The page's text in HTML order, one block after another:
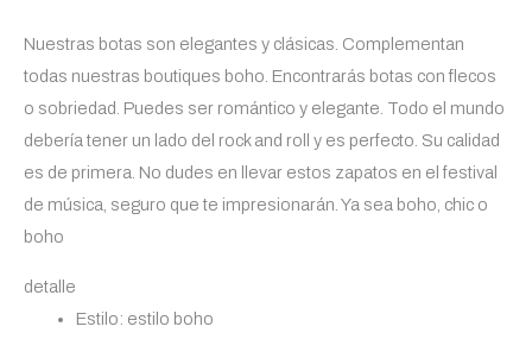
Nuestras botas son elegantes y clásicas. Complementan
todas nuestras boutiques boho. Encontrarás botas con flecos
o sobriedad. Puedes ser romántico y elegante. Todo el mundo
debería tener un lado del rock and roll y es perfecto. Su calidad
es de primera. No dudes en llevar estos zapatos en el festival
de música, seguro que te impresionarán. Ya sea boho, chic o
boho
detalle
Estilo: estilo boho